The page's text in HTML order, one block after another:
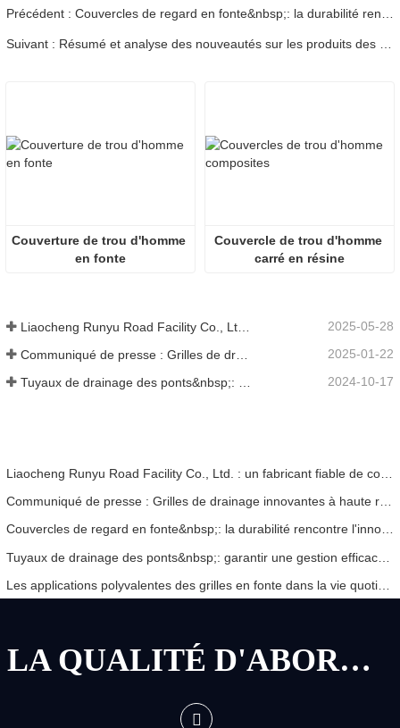
Couverture de trou d'homme
en fonte
Couvercle de trou d'homme
carré en résine
2025-05-28
2025-01-22
Tuyaux de drainage des ponts&nbsp;: garantir une gestion efficace de l’eau dans les infrastructures modernes 2024-10-17
Couvercles de regard en fonte&nbsp;: la durabilité rencontre l'innovation
LA QUALITÉ D'ABORD, LE SERVICE D'ABORD